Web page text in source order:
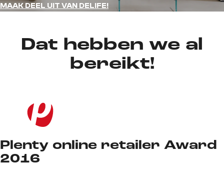
MAAK DEEL UIT VAN DELIFE!
Dat hebben we al
bereikt!
Plenty online retailer Award
2016